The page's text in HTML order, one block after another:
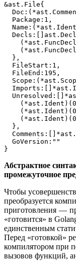
&ast.File{
  Package:1,
  },
  FileStart:1,
  FileEnd:195,
  },
  GoVersion:""
}
Абстрактное
промежуточное
Чтобы
преобразуется
приготовления —
«готовится» в
единственным
Перед «готовкой»
компилятором при
вызовов функций,